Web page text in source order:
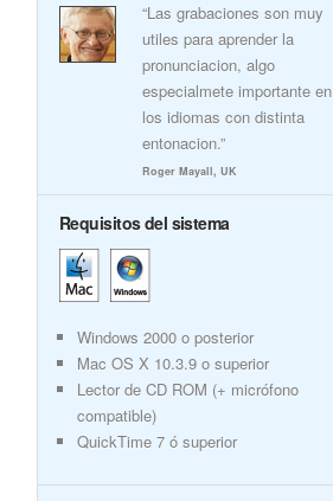
“Las grabaciones son muy
utiles para aprender la
pronunciacion, algo
especialmete importante en
los idiomas con distinta
entonacion.”
Roger Mayall, UK
Requisitos del sistema
Windows 2000 o posterior
Mac OS X 10.3.9 o superior
Lector de CD ROM (+ micrófono
compatible)
QuickTime 7 ó superior